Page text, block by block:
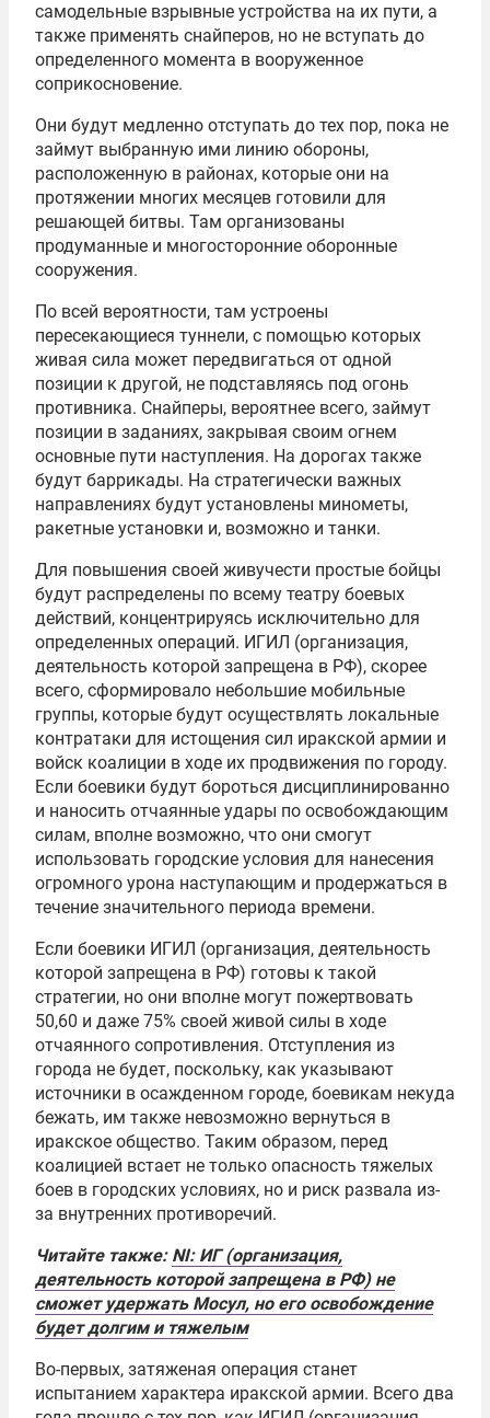
самодельные взрывные устройства на их пути, а
также применять снайперов, но не вступать до
определенного момента в вооруженное
соприкосновение.
Они будут медленно отступать до тех пор, пока не
займут выбранную ими линию обороны,
расположенную в районах, которые они на
протяжении многих месяцев готовили для
решающей битвы. Там организованы
продуманные и многосторонние оборонные
сооружения.
По всей вероятности, там устроены
пересекающиеся туннели, с помощью которых
живая сила может передвигаться от одной
позиции к другой, не подставляясь под огонь
противника. Снайперы, вероятнее всего, займут
позиции в заданиях, закрывая своим огнем
основные пути наступления. На дорогах также
будут баррикады. На стратегически важных
направлениях будут установлены минометы,
ракетные установки и, возможно и танки.
Для повышения своей живучести простые бойцы
будут распределены по всему театру боевых
действий, концентрируясь исключительно для
определенных операций. ИГИЛ (организация,
деятельность которой запрещена в РФ), скорее
всего, сформировало небольшие мобильные
группы, которые будут осуществлять локальные
контратаки для истощения сил иракской армии и
войск коалиции в ходе их продвижения по городу.
Если боевики будут бороться дисциплинированно
и наносить отчаянные удары по освобождающим
силам, вполне возможно, что они смогут
использовать городские условия для нанесения
огромного урона наступающим и продержаться в
течение значительного периода времени.
Если боевики ИГИЛ (организация, деятельность
которой запрещена в РФ) готовы к такой
стратегии, но они вполне могут пожертвовать
50,60 и даже 75% своей живой силы в ходе
отчаянного сопротивления. Отступления из
города не будет, поскольку, как указывают
источники в осажденном городе, боевикам некуда
бежать, им также невозможно вернуться в
иракское общество. Таким образом, перед
коалицией встает не только опасность тяжелых
боев в городских условиях, но и риск развала из-
за внутренних противоречий.
Читайте также: NI: ИГ (организация,
деятельность которой запрещена в РФ) не
сможет удержать Мосул, но его освобождение
будет долгим и тяжелым
Во-первых, затяженая операция станет
испытанием характера иракской армии. Всего два